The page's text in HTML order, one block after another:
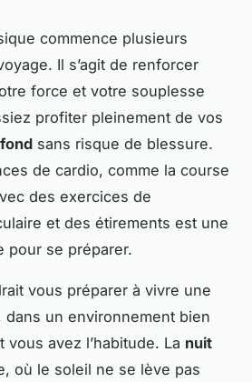
commence plusieurs
Il s’agit de renforcer
force et votre souplesse
profiter pleinement de vos
sans risque de blessure.
de cardio, comme la course
des exercices de
et des étirements est une
pour se préparer.
vous préparer à vivre une
un environnement bien
avez l’habitude. La nuit
où le soleil ne se lève pas